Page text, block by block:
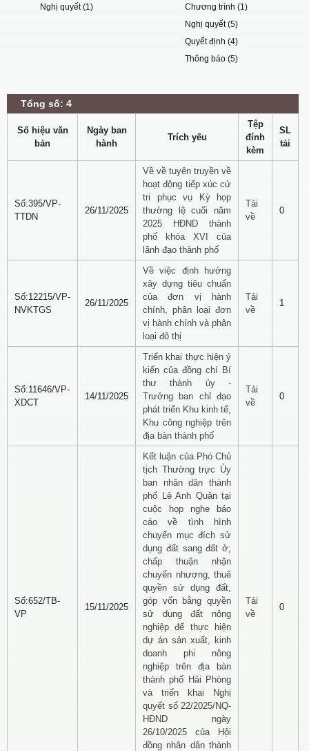
Nghị quyết (1)
Chương trình (1)
Nghị quyết (5)
Quyết định (4)
Thông báo (5)
Tổng số: 4
Số hiệu văn
bản
Ngày ban
hành
Trích yếu
Tệp
đính
kèm
SL
tải
Số:395/VP-
TTDN
26/11/2025
Về về tuyên truyền về
hoạt động tiếp xúc cử
tri phục vụ Kỳ họp
thường lệ cuối năm
2025 HĐND thành
phố khóa XVI của
lãnh đạo thành phố
Tải
về
0
Số:12215/VP-
NVKTGS
26/11/2025
Về việc định hướng
xây dựng tiêu chuẩn
của đơn vị hành
chính, phân loại đơn
vị hành chính và phân
loại đô thị
Tải
về
1
Số:11646/VP-
XDCT
14/11/2025
Triển khai thực hiện ý
kiến của đồng chí Bí
thư thành ủy -
Trưởng ban chỉ đạo
phát triển Khu kinh tế,
Khu công nghiệp trên
địa bàn thành phố
Tải
về
0
Số:652/TB-
VP
15/11/2025
Kết luận của Phó Chủ
tịch Thường trực Ủy
ban nhân dân thành
phố Lê Anh Quân tại
cuộc họp nghe báo
cáo về tình hình
chuyển mục đích sử
dụng đất sang đất ở;
chấp thuận nhận
chuyển nhượng, thuê
quyền sử dụng đất,
góp vốn bằng quyền
sử dụng đất nông
nghiệp để thực hiện
dự án sản xuất, kinh
doanh phi nông
nghiệp trên địa bàn
thành phố Hải Phòng
và triển khai Nghị
quyết số 22/2025/NQ-
HĐND ngày
26/10/2025 của Hội
đồng nhân dân thành
Tải
về
0